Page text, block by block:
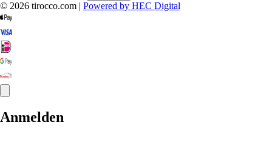
© 2026 tirocco.com | Powered by HEC Digital
Anmelden